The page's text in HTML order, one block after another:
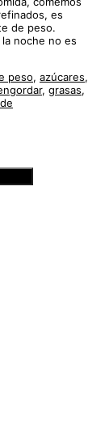
es
de peso.
noche no es
peso, azúcares,
, grasas,